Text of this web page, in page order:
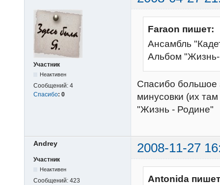
Участник
Неактивен
Сообщений: 4
Спасибо: 0
Faraon пишет:
Ансамбль
Альбом "Жизнь-
Спасибо большое
минусовки (их
"Жизнь - Родине"
Andrey 2008-11-27
Участник
Неактивен
Сообщений: 423
Antonida